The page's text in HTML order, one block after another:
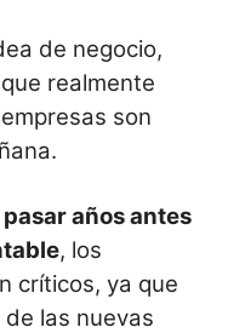
de negocio,
realmente
son
años antes
, los
críticos, ya que
las nuevas